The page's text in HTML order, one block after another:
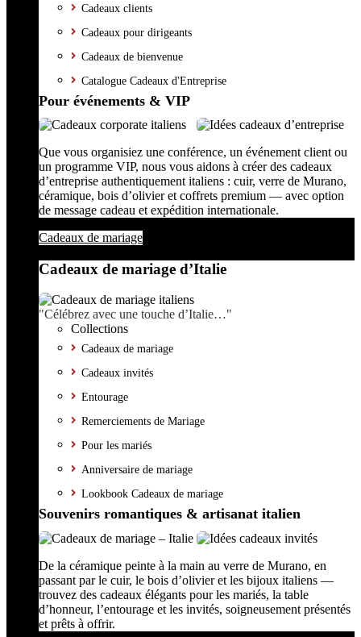
Cadeaux clients
Cadeaux pour dirigeants
Cadeaux de bienvenue
Catalogue Cadeaux d'Entreprise
Pour événements & VIP
Que vous organisiez une conférence, un événement client ou
un programme VIP, nous vous aidons à créer des cadeaux
d’entreprise authentiquement italiens : cuir, verre de Murano,
céramique, bois d’olivier et coffrets premium — avec option
de message cadeau et expédition internationale.
Cadeaux de mariage
Cadeaux de mariage d’Italie
"Célébrez avec une touche d’Italie…"
Collections
Cadeaux de mariage
Cadeaux invités
Entourage
Remerciements de Mariage
Pour les mariés
Anniversaire de mariage
Lookbook Cadeaux de mariage
Souvenirs romantiques & artisanat italien
De la céramique peinte à la main au verre de Murano, en
passant par le cuir, le bois d’olivier et les bijoux italiens —
trouvez des cadeaux élégants pour les mariés, la table
d’honneur, l’entourage et les invités, soigneusement présentés
et prêts à offrir.